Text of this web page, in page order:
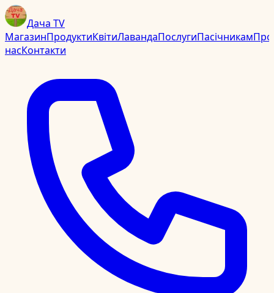
Дача TV
МагазинПродуктиКвітиЛавандаПослугиПасічникамПро
насКонтакти